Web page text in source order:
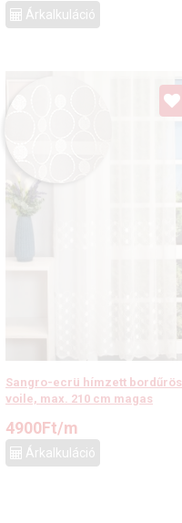
Árkalkuláció
Sangro-ecrü hímzett bordűrös
voile, max. 210 cm magas
4900Ft/m
Árkalkuláció